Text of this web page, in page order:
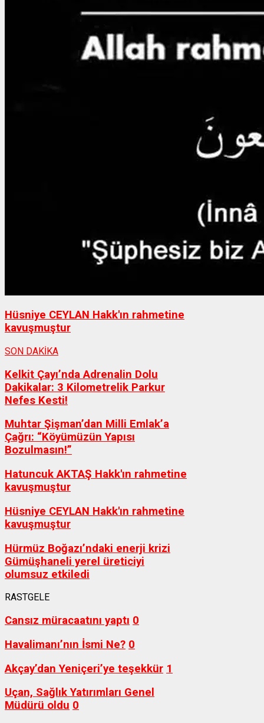
Hüsniye CEYLAN Hakk'ın rahmetine
kavuşmuştur
SON DAKİKA
Kelkit Çayı’nda Adrenalin Dolu
Dakikalar: 3 Kilometrelik Parkur
Nefes Kesti!
Muhtar Şişman’dan Milli Emlak’a
Çağrı: “Köyümüzün Yapısı
Bozulmasın!”
Hatuncuk AKTAŞ Hakk'ın rahmetine
kavuşmuştur
Hüsniye CEYLAN Hakk'ın rahmetine
kavuşmuştur
Hürmüz Boğazı’ndaki enerji krizi
Gümüşhaneli yerel üreticiyi
olumsuz etkiledi
RASTGELE
Cansız müracaatını yaptı 0
Havalimanı’nın İsmi Ne? 0
Akçay’dan Yeniçeri’ye teşekkür 1
Uçan, Sağlık Yatırımları Genel
Müdürü oldu 0